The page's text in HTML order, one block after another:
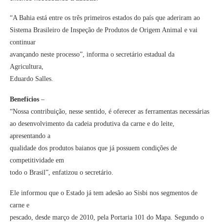
“A Bahia está entre os três primeiros estados do país que aderiram ao
Sistema Brasileiro de Inspeção de Produtos de Origem Animal e vai
continuar
avançando neste processo”, informa o secretário estadual da
Agricultura,
Eduardo Salles.
Benefícios –
“Nossa contribuição, nesse sentido, é oferecer as ferramentas necessárias
ao desenvolvimento da cadeia produtiva da carne e do leite,
apresentando a
qualidade dos produtos baianos que já possuem condições de
competitividade em
todo o Brasil”, enfatizou o secretário.
Ele informou que o Estado já tem adesão ao Sisbi nos segmentos de
carne e
pescado, desde março de 2010, pela Portaria 101 do Mapa. Segundo o